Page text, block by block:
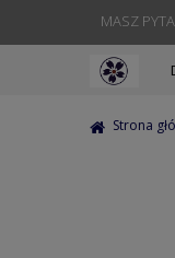
MASZ
Strona